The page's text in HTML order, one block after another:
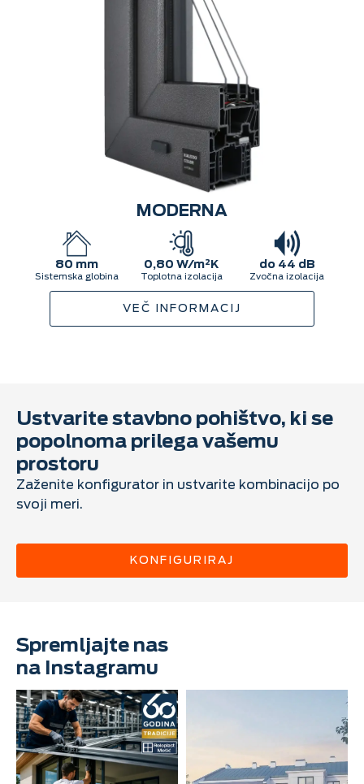
MODERNA
80 mm
Sistemska globina
0,80 W/m²K
Toplotna izolacija
do 44 dB
Zvočna izolacija
VEČ INFORMACIJ
Ustvarite stavbno pohištvo, ki se
popolnoma prilega vašemu
prostoru
Zaženite konfigurator in ustvarite kombinacijo po
svoji meri.
KONFIGURIRAJ
Spremljajte nas
na Instagramu